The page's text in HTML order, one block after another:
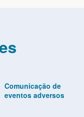
Comunicação de
eventos adversos